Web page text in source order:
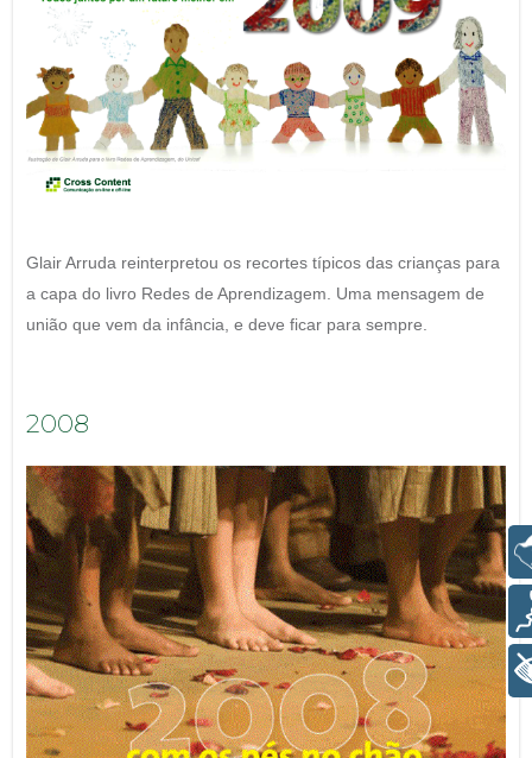
Glair Arruda reinterpretou os recortes típicos das crianças para
a capa do livro Redes de Aprendizagem. Uma mensagem de
união que vem da infância, e deve ficar para sempre.
2008
Libras
Voz
+ Acessibilidade